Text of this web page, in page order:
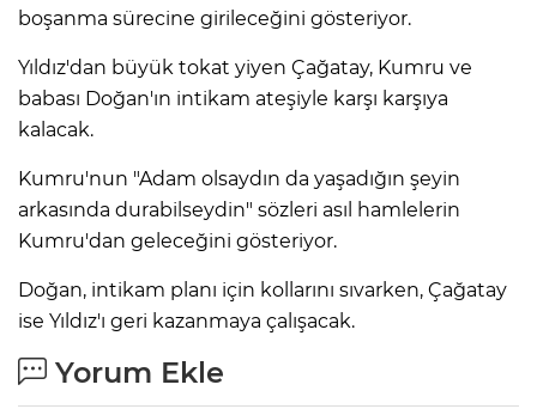
boşanma sürecine girileceğini gösteriyor.
Yıldız'dan büyük tokat yiyen Çağatay, Kumru ve
babası Doğan'ın intikam ateşiyle karşı karşıya
kalacak.
Kumru'nun "Adam olsaydın da yaşadığın şeyin
arkasında durabilseydin" sözleri asıl hamlelerin
Kumru'dan geleceğini gösteriyor.
Doğan, intikam planı için kollarını sıvarken, Çağatay
ise Yıldız'ı geri kazanmaya çalışacak.
Yorum Ekle